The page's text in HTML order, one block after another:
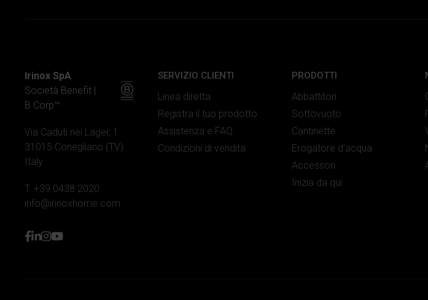
Irinox SpA
Società Benefit |
B Corp™
Via Caduti nei Lager, 1
31015 Conegliano (TV)
Italy
T. +39 0438 2020
info@irinoxhome.com
facebook
linkedin
instagram
youtube
SERVIZIO CLIENTI
Linea diretta
Registra il tuo prodotto
Assistenza e FAQ
Condizioni di vendita
PRODOTTI
Abbattitori
Sottovuoto
Cantinette
Erogatore d’acqua
Accessori
Inizia da qui